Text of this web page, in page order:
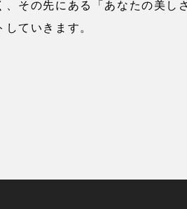
、その先にある「あなたの美し
ていきます。